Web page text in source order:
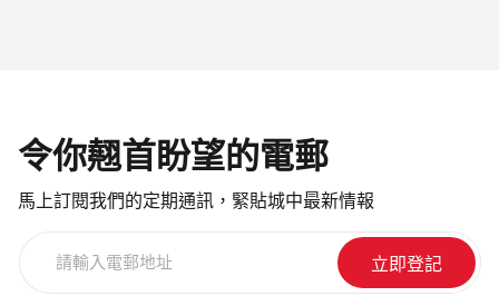
令你翹首盼望的電郵
馬上訂閱我們的定期通訊，緊貼城中最新情報